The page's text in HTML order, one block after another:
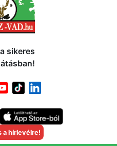
sikeres
a hírlevélre!